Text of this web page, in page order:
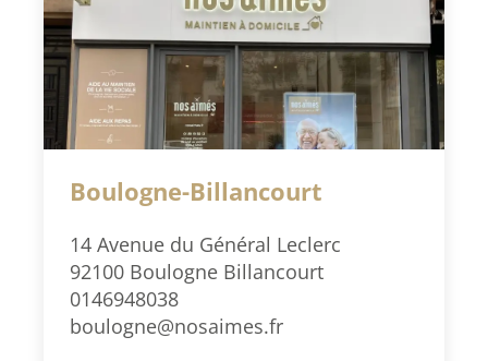
Boulogne-Billancourt
14 Avenue du Général Leclerc
92100 Boulogne Billancourt
0146948038
boulogne@nosaimes.fr